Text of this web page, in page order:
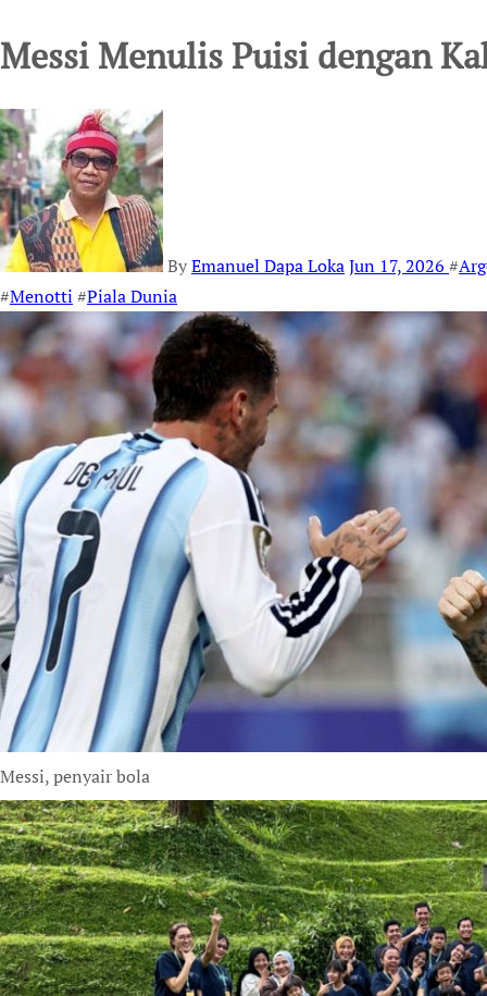
Messi Menulis Puisi dengan
ByEmanuel Dapa LokaJun 17, 2026 #
#Menotti #Piala Dunia
Messi, penyair bola